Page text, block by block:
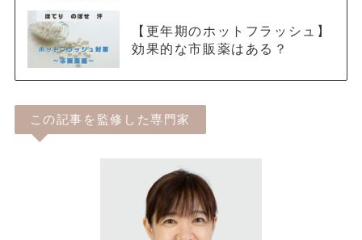
【更年期のホットフラッシュ】
効果的な市販薬はある？
この記事を監修した専門家